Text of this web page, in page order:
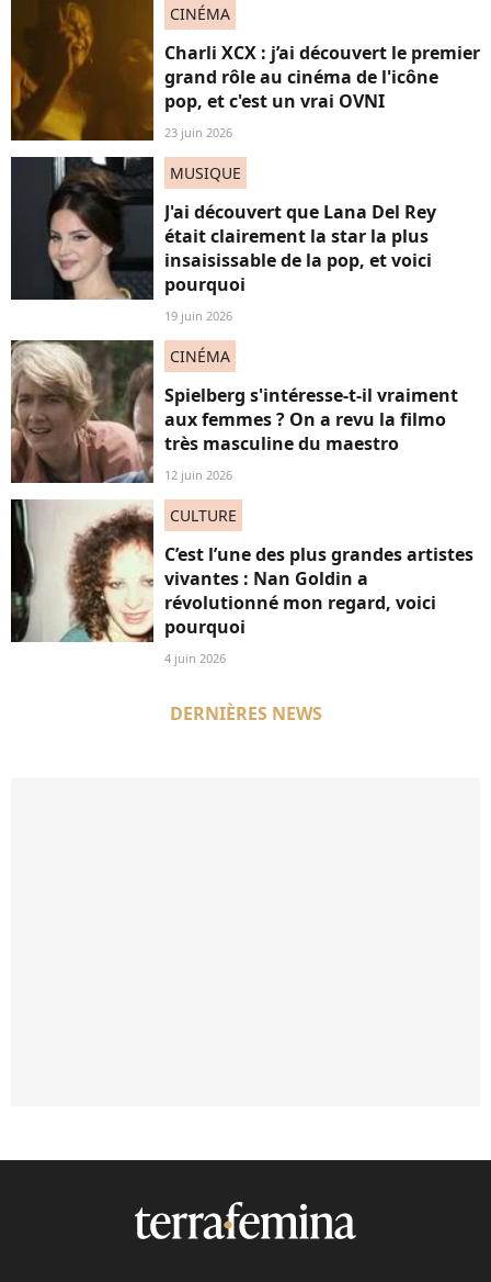
CINÉMA
Charli XCX : j’ai découvert le premier
grand rôle au cinéma de l'icône
pop, et c'est un vrai OVNI
23 juin 2026
MUSIQUE
J'ai découvert que Lana Del Rey
était clairement la star la plus
insaisissable de la pop, et voici
pourquoi
19 juin 2026
CINÉMA
Spielberg s'intéresse-t-il vraiment
aux femmes ? On a revu la filmo
très masculine du maestro
12 juin 2026
CULTURE
C’est l’une des plus grandes artistes
vivantes : Nan Goldin a
révolutionné mon regard, voici
pourquoi
4 juin 2026
DERNIÈRES NEWS